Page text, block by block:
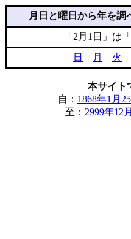
月日と曜日から年を調
「2月1日」は
日
月 火
本サイト
自： 1868年1月
至： 2999年12